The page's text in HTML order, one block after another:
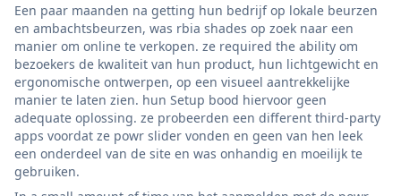
Een paar maanden na getting hun bedrijf op lokale beurzen
en ambachtsbeurzen, was rbia shades op zoek naar een
manier om online te verkopen. ze required the ability om
bezoekers de kwaliteit van hun product, hun lichtgewicht en
ergonomische ontwerpen, op een visueel aantrekkelijke
manier te laten zien. hun Setup bood hiervoor geen
adequate oplossing. ze probeerden een different third-party
apps voordat ze powr slider vonden en geen van hen leek
een onderdeel van de site en was onhandig en moeilijk te
gebruiken.